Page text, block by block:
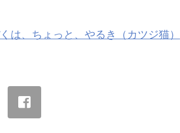
は、ちょっと、やるき（カツジ猫）